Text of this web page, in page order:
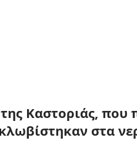
Καστοριάς,
στα